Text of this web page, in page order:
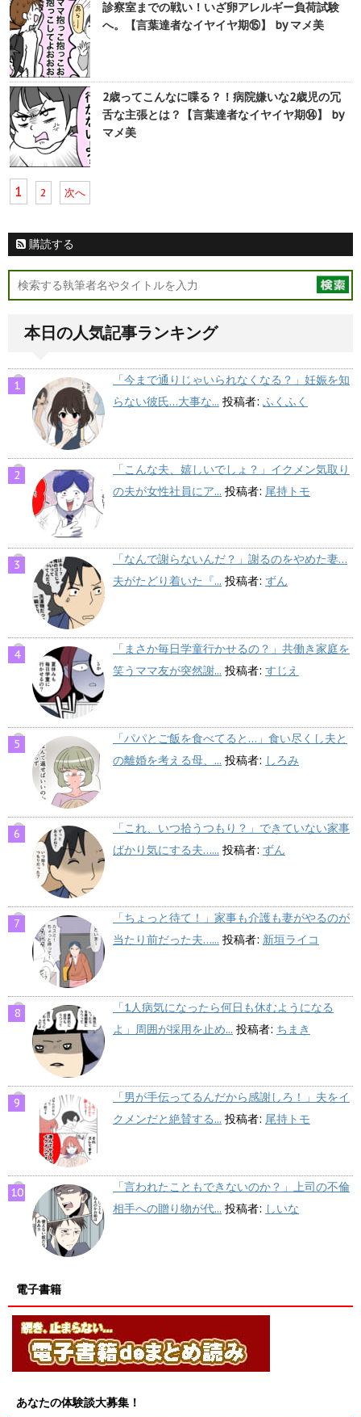
診察室までの戦い！いざ卵アレルギー負荷試験
へ。【言葉達者なイヤイヤ期⑮】 by マメ美
2歳ってこんなに喋る？！病院嫌いな2歳児の冗
舌な主張とは？【言葉達者なイヤイヤ期⑭】 by
マメ美
1 2 次へ
購読する
本日の人気記事ランキング
「今まで通りじゃいられなくなる？」妊娠を知
らない彼氏…大事な... 投稿者: ふくふく
「こんな夫、嬉しいでしょ？」イクメン気取り
の夫が女性社員にア... 投稿者: 尾持トモ
「なんで謝らないんだ？」謝るのをやめた妻…
夫がたどり着いた『... 投稿者: ずん
「まさか毎日学童行かせるの？」共働き家庭を
笑うママ友が突然謝... 投稿者: すじえ
「パパとご飯を食べてると…」食い尽くし夫と
の離婚を考える母、... 投稿者: しろみ
「これ、いつ拾うつもり？」できていない家事
ばかり気にする夫…... 投稿者: ずん
「ちょっと待て！」家事も介護も妻がやるのが
当たり前だった夫…... 投稿者: 新垣ライコ
「1人病気になったら何日も休むようになる
よ」周囲が採用を止め... 投稿者: ちまき
「男が手伝ってるんだから感謝しろ！」夫をイ
クメンだと絶賛する... 投稿者: 尾持トモ
「言われたこともできないのか？」上司の不倫
相手への贈り物が代... 投稿者: しいな
電子書籍
あなたの体験談大募集！